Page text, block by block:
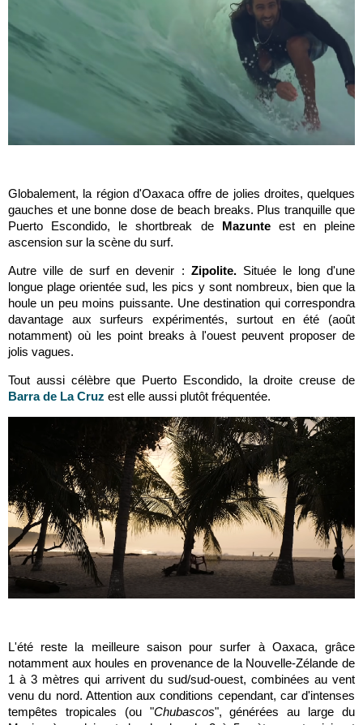
Globalement, la région d'Oaxaca offre de jolies droites, quelques
gauches et une bonne dose de beach breaks. Plus tranquille que
Puerto Escondido, le shortbreak de Mazunteest en pleine
ascension sur la scène du surf.
Autre ville de surf en devenir : Zipolite. Située le long d'une
longue plage orientée sud, les pics y sont nombreux, bien que la
houle un peu moins puissante. Une destination qui correspondra
davantage aux surfeurs expérimentés, surtout en été (août
notamment) où les point breaks à l'ouest peuvent proposer de
jolis vagues.
Tout aussi célèbre que Puerto Escondido, la droite creuse de
Barra de La Cruz est elle aussi plutôt fréquentée.
L'été reste la meilleure saison pour surfer à Oaxaca, grâce
notamment aux houles en provenance de la Nouvelle-Zélande de
1 à 3 mètres qui arrivent du sud/sud-ouest, combinées au vent
venu du nord. Attention aux conditions cependant, car d'intenses
tempêtes tropicales (ou "Chubascos", générées au large du